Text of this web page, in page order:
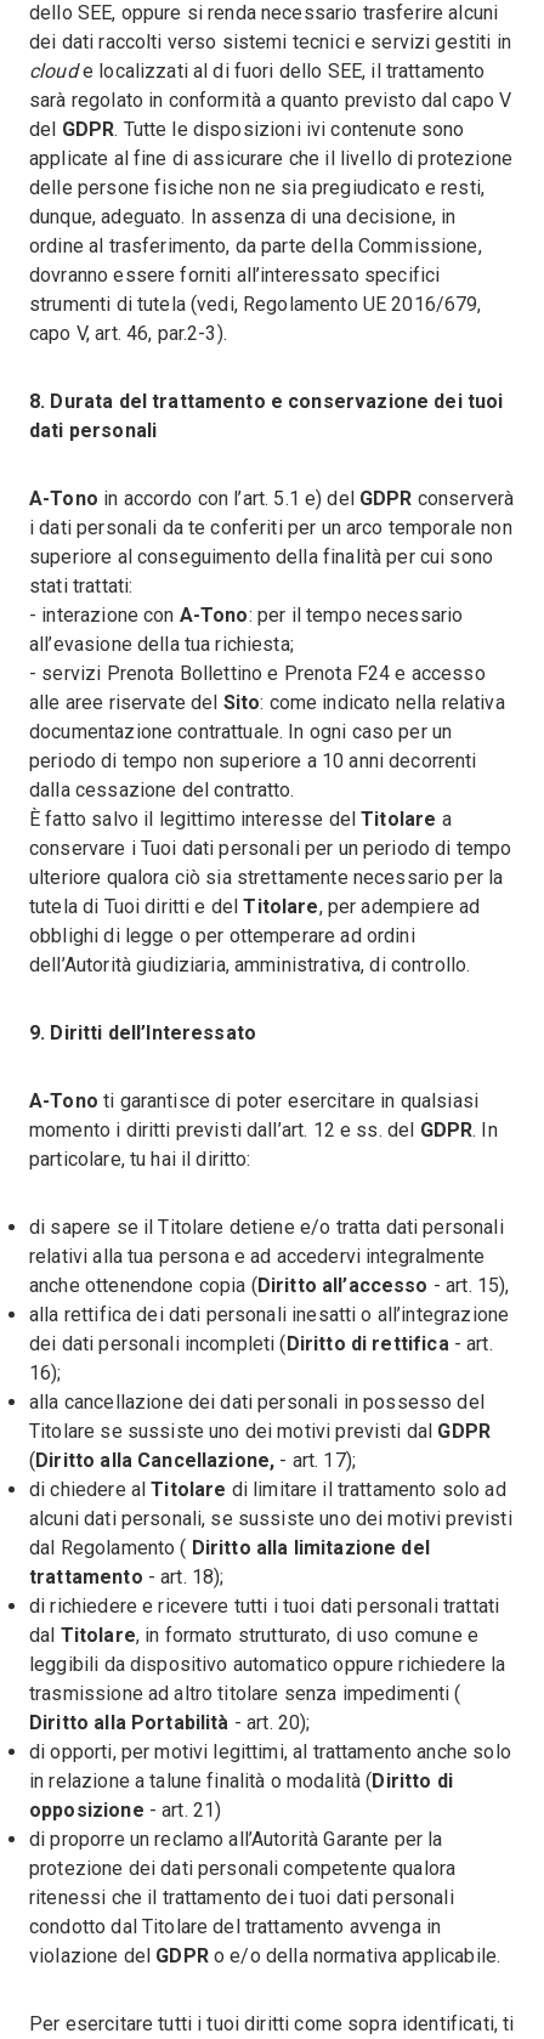
dello SEE, oppure si renda necessario trasferire alcuni
dei dati raccolti verso sistemi tecnici e servizi gestiti in
cloude localizzati al di fuori dello SEE, il trattamento
sarà regolato in conformità a quanto previsto dal capo V
del GDPR. Tutte le disposizioni ivi contenute sono
applicate al fine di assicurare che il livello di protezione
delle persone fisiche non ne sia pregiudicato e resti,
dunque, adeguato. In assenza di una decisione, in
ordine al trasferimento, da parte della Commissione,
dovranno essere forniti all’interessato specifici
strumenti di tutela (vedi, Regolamento UE 2016/679,
capo V, art. 46, par.2-3).
8. Durata del trattamento e conservazione dei tuoi
dati personali
A-Tono in accordo con l’art. 5.1 e) del GDPR conserverà
i dati personali da te conferiti per un arco temporale non
superiore al conseguimento della finalità per cui sono
stati trattati:
- interazione con A-Tono: per il tempo necessario
all’evasione della tua richiesta;
- servizi Prenota Bollettino e Prenota F24 e accesso
alle aree riservate del Sito: come indicato nella relativa
documentazione contrattuale. In ogni caso per un
periodo di tempo non superiore a 10 anni decorrenti
dalla cessazione del contratto.
È fatto salvo il legittimo interesse delTitolare a
conservare i Tuoi dati personali per un periodo di tempo
ulteriore qualora ciò sia strettamente necessario per la
tutela di Tuoi diritti e delTitolare, per adempiere ad
obblighi di legge o per ottemperare ad ordini
dell’Autorità giudiziaria, amministrativa, di controllo.
9. Diritti dell’Interessato
A-Tono ti garantisce di poter esercitare in qualsiasi
momento i diritti previsti dall’art. 12 e ss. del GDPR. In
particolare, tu hai il diritto:
di sapere se il Titolare detiene e/o tratta dati personali
relativi alla tua persona e ad accedervi integralmente
anche ottenendone copia (Diritto all’accesso - art. 15),
alla rettifica dei dati personali inesatti o all’integrazione
dei dati personali incompleti (Diritto di rettifica- art.
16);
alla cancellazione dei dati personali in possesso del
Titolare se sussiste uno dei motivi previsti dal GDPR
(Diritto alla Cancellazione, - art. 17);
di chiedere alTitolare di limitare il trattamento solo ad
alcuni dati personali, se sussiste uno dei motivi previsti
dal Regolamento ( Diritto alla limitazione del
trattamento - art. 18);
di richiedere e ricevere tutti i tuoi dati personali trattati
dal Titolare, in formato strutturato, di uso comune e
leggibili da dispositivo automatico oppure richiedere la
trasmissione ad altro titolare senza impedimenti (
Diritto alla Portabilità - art. 20);
di opporti, per motivi legittimi, al trattamento anche solo
in relazione a talune finalità o modalità (Diritto di
opposizione - art. 21)
di proporre un reclamo all’Autorità Garante per la
protezione dei dati personali competente qualora
ritenessi che il trattamento dei tuoi dati personali
condotto dal Titolare del trattamento avvenga in
violazione del GDPRo e/o della normativa applicabile.
Per esercitare tutti i tuoi diritti come sopra identificati, ti